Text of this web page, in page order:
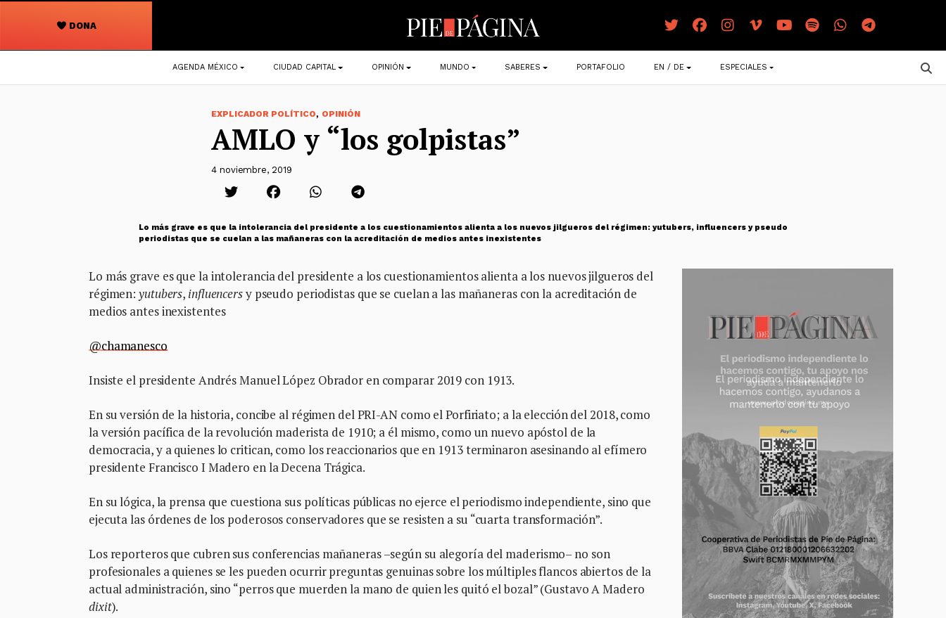
DONA
Navegación
principal
AGENDA MÉXICO CIUDAD CAPITAL OPINIÓN MUNDO SABERES PORTAFOLIO EN / DE ESPECIALES
EXPLICADOR POLÍTICO, OPINIÓN
AMLO y “los golpistas”
4 noviembre, 2019
Lo más grave es que la intolerancia del presidente a los cuestionamientos alienta a los nuevos jilgueros del régimen: yutubers, influencers y pseudo
periodistas que se cuelan a las mañaneras con la acreditación de medios antes inexistentes
Lo más grave es que la intolerancia del presidente a los cuestionamientos alienta a los nuevos jilgueros del
régimen:yutubers, influencersy pseudo periodistas que se cuelan a las mañaneras con la acreditación de
medios antes inexistentes
@chamanesco
Insiste el presidente Andrés Manuel López Obrador en comparar 2019 con 1913.
En su versión de la historia, concibe al régimen del PRI-AN como el Porfiriato; a la elección del 2018, como
la versión pacífica de la revolución maderista de 1910; a él mismo, como un nuevo apóstol de la
democracia, y a quienes lo critican, como los reaccionarios que en 1913 terminaron asesinando al efímero
presidente Francisco I Madero en la Decena Trágica.
En su lógica, la prensa que cuestiona sus políticas públicas no ejerce el periodismo independiente, sino que
ejecuta las órdenes de los poderosos conservadores que se resisten a su “cuarta transformación”.
Los reporteros que cubren sus conferencias mañaneras –según su alegoría del maderismo– no son
profesionales a quienes se les pueden ocurrir preguntas genuinas sobre los múltiples flancos abiertos de la
actual administración, sino “perros que muerden la mano de quien les quitó el bozal” (Gustavo A Madero
dixit).